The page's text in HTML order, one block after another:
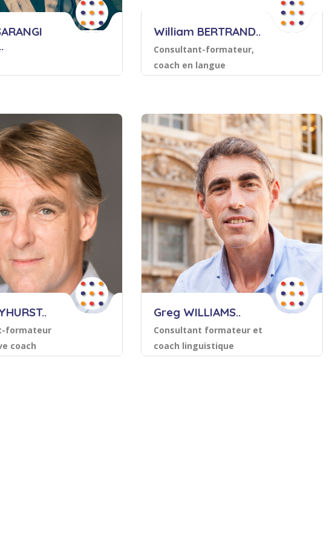
et
)
Sauvegarder
William BERTRAND..
Consultant-formateur,
coach en langue
formateur
coach
Greg WILLIAMS..
Consultant formateur et
coach linguistique